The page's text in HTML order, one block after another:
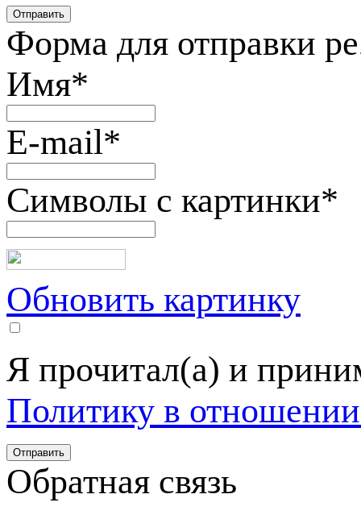
Форма для отправки
Имя*
E-mail*
Символы с картинки*
Обновить картинку
Я прочитал(а) и
Политику в
Обратная связь